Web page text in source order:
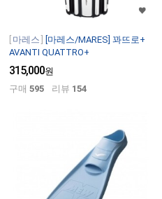
마레스
[마레스/MARES] 꽈뜨로+
AVANTI QUATTRO+
315,000원
구매 595 리뷰 154